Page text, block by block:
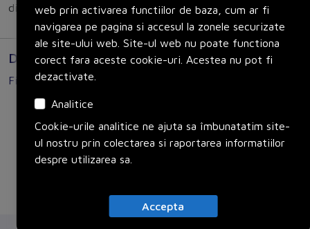
diameter 10 mm ... 12 mm
Documente
Fisa tehnica
SACC-MINFS-4CON-PG13
web prin activarea functiilor de baza, cum ar fi
navigarea pe pagina si accesul la zonele securizate
ale site-ului web. Site-ul web nu poate functiona
corect fara aceste cookie-uri. Acestea nu pot fi
dezactivate.
Analitice
Cookie-urile analitice ne ajuta sa îmbunatatim site-
ul nostru prin colectarea si raportarea informatiilor
despre utilizarea sa.
Accepta